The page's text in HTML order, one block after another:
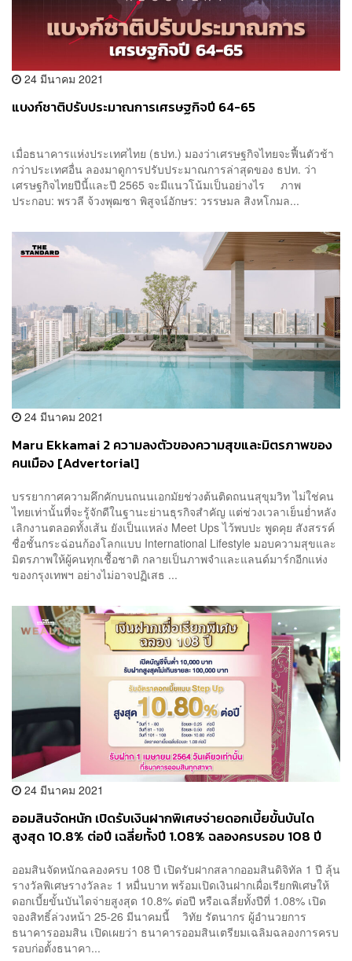
24 มีนาคม 2021
แบงก์ชาติปรับประมาณการเศรษฐกิจปี 64-65
เมื่อธนาคารแห่งประเทศไทย (ธปท.) มองว่าเศรษฐกิจไทยจะฟื้นตัวช้า
กว่าประเทศอื่น ลองมาดูการปรับประมาณการล่าสุดของ ธปท. ว่า
เศรษฐกิจไทยปีนี้และปี 2565 จะมีแนวโน้มเป็นอย่างไร ภาพ
ประกอบ: พรวลี จ้วงพุฒซา พิสูจน์อักษร: วรรษมล สิงหโกมล...
24 มีนาคม 2021
Maru Ekkamai 2 ความลงตัวของความสุขและมิตรภาพของ
คนเมือง [Advertorial]
บรรยากาศความคึกคักบนถนนเอกมัยช่วงต้นติดถนนสุขุมวิท ไม่ใช่คน
ไทยเท่านั้นที่จะรู้จักดีในฐานะย่านธุรกิจสำคัญ แต่ช่วงเวลาเย็นย่ำหลัง
เลิกงานตลอดทั้งเส้น ยังเป็นแหล่ง Meet Ups ไว้พบปะ พูดคุย สังสรรค์
ชื่อชั้นกระฉ่อนก้องโลกแบบ International Lifestyle มอบความสุขและ
มิตรภาพให้ผู้คนทุกเชื้อชาติ กลายเป็นภาพจำและแลนด์มาร์กอีกแห่ง
ของกรุงเทพฯ อย่างไม่อาจปฏิเสธ ...
24 มีนาคม 2021
ออมสินจัดหนัก เปิดรับเงินฝากพิเศษจ่ายดอกเบี้ยขั้นบันได
สูงสุด 10.8% ต่อปี เฉลี่ยทั้งปี 1.08% ฉลองครบรอบ 108 ปี
ออมสินจัดหนักฉลองครบ 108 ปี เปิดรับฝากสลากออมสินดิจิทัล 1 ปี ลุ้น
รางวัลพิเศษรางวัลละ 1 หมื่นบาท พร้อมเปิดเงินฝากเผื่อเรียกพิเศษให้
ดอกเบี้ยขั้นบันไดจ่ายสูงสุด 10.8% ต่อปี หรือเฉลี่ยทั้งปีที่ 1.08% เปิด
จองสิทธิ์ล่วงหน้า 25-26 มีนาคมนี้ วิทัย รัตนากร ผู้อำนวยการ
ธนาคารออมสิน เปิดเผยว่า ธนาคารออมสินเตรียมเฉลิมฉลองการครบ
รอบก่อตั้งธนาคา...